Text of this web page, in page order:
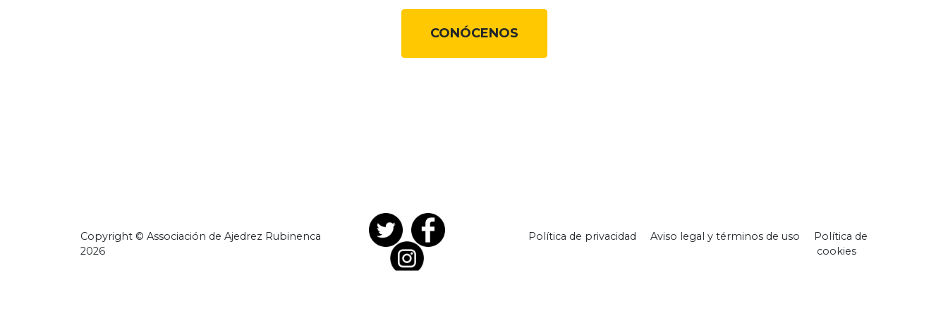
CONÓCENOS
Copyright © Associación de Ajedrez Rubinenca
2026
Política de privacidad Aviso legal y términos de uso
Política de
cookies